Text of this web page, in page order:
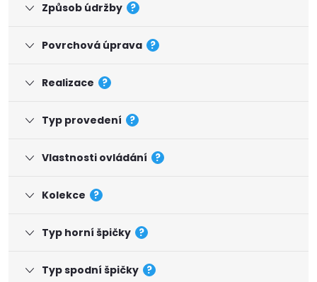
Způsob údržby ?
Povrchová úprava ?
Realizace ?
Typ provedení ?
Vlastnosti ovládání ?
Kolekce ?
Typ horní špičky ?
Typ spodní špičky ?